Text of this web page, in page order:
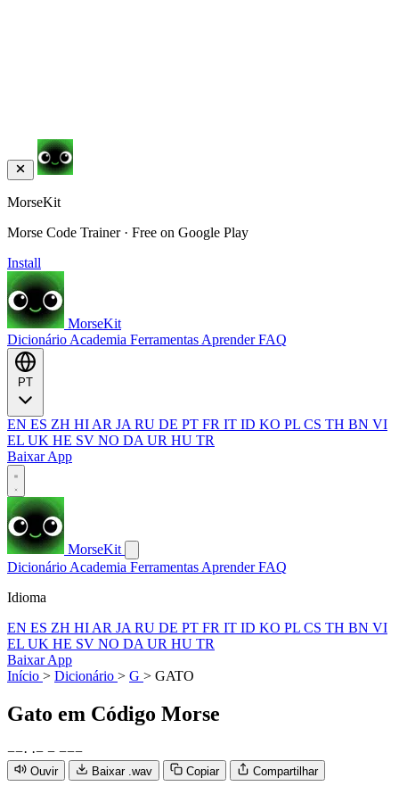
MorseKit
Morse Code Trainer · Free on Google Play
Install
MorseKit
Dicionário Academia Ferramentas AprenderFAQ
EN ES ZH HI AR JA RU DE PT FR IT ID KO PL CS TH BN VI
EL UK HE SV NO DA UR HU TR
Baixar App
MorseKit
Dicionário Academia Ferramentas AprenderFAQ
Idioma
EN ES ZH HI AR JA RU DE PT FR IT ID KO PL CS TH BN VI
EL UK HE SV NO DA UR HU TR
Baixar App
Início > Dicionário > G > GATO
Gato em Código Morse
−−· ·− − −−−
Ouvir Baixar .wav Copiar Compartilhar